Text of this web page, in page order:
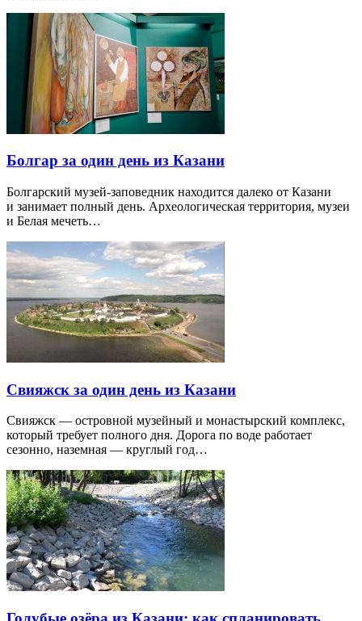
Болгар за один день из Казани
Болгарский музей-заповедник находится далеко от Казани
и занимает полный день. Археологическая территория, музеи
и Белая мечеть…
Свияжск за один день из Казани
Свияжск — островной музейный и монастырский комплекс,
который требует полного дня. Дорога по воде работает
сезонно, наземная — круглый год…